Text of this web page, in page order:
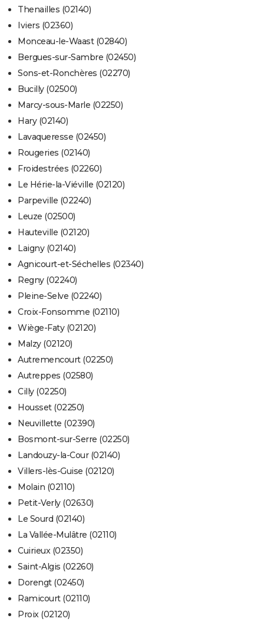
Thenailles (02140)
Iviers (02360)
Monceau-le-Waast (02840)
Bergues-sur-Sambre (02450)
Sons-et-Ronchères (02270)
Bucilly (02500)
Marcy-sous-Marle (02250)
Hary (02140)
Lavaqueresse (02450)
Rougeries (02140)
Froidestrées (02260)
Le Hérie-la-Viéville (02120)
Parpeville (02240)
Leuze (02500)
Hauteville (02120)
Laigny (02140)
Agnicourt-et-Séchelles (02340)
Regny (02240)
Pleine-Selve (02240)
Croix-Fonsomme (02110)
Wiège-Faty (02120)
Malzy (02120)
Autremencourt (02250)
Autreppes (02580)
Cilly (02250)
Housset (02250)
Neuvillette (02390)
Bosmont-sur-Serre (02250)
Landouzy-la-Cour (02140)
Villers-lès-Guise (02120)
Molain (02110)
Petit-Verly (02630)
Le Sourd (02140)
La Vallée-Mulâtre (02110)
Cuirieux (02350)
Saint-Algis (02260)
Dorengt (02450)
Ramicourt (02110)
Proix (02120)